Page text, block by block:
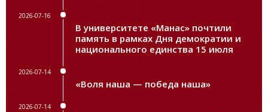
2026-07-16
В университете «Манас» почтили
память в рамках Дня демократии и
национального единства 15 июля
2026-07-14
«Воля наша — победа наша»
2026-07-14